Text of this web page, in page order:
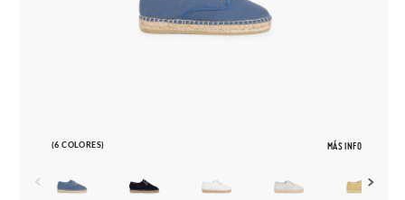
(6 COLORES) MÁS INFO